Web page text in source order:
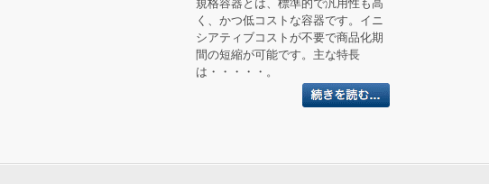
規格容器とは、標準的で汎用性も高
く、かつ低コストな容器です。イニ
シアティブコストが不要で商品化期
間の短縮が可能です。主な特長
は・・・・・。